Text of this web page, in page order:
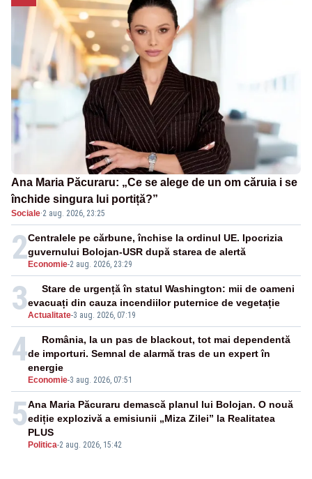
Ana Maria Păcuraru: „Ce se alege de un om căruia i se
închide singura lui portiță?”
Sociale·2 aug. 2026, 23:25
2 Economie-2 aug. 2026, 23:29
Centralele pe cărbune, închise la ordinul UE. Ipocrizia
guvernului Bolojan-USR după starea de alertă
3Actualitate-3 aug. 2026, 07:19
Stare de urgență în statul Washington: mii de oameni
evacuați din cauza incendiilor puternice de vegetație
4
Economie-3 aug. 2026, 07:51
România, la un pas de blackout, tot mai dependentă
de importuri. Semnal de alarmă tras de un expert în
energie
5
Politica-2 aug. 2026, 15:42
Ana Maria Păcuraru demască planul lui Bolojan. O nouă
ediție explozivă a emisiunii „Miza Zilei” la Realitatea
PLUS